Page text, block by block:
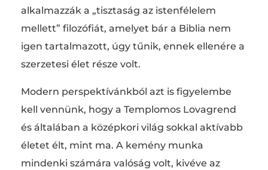
alkalmazzák a „tisztaság az istenfélelem
mellett” filozófiát, amelyet bár a Biblia nem
igen tartalmazott, úgy tűnik, ennek ellenére a
szerzetesi élet része volt.
Modern perspektívánkból azt is figyelembe
kell vennünk, hogy a Templomos Lovagrend
és általában a középkori világ sokkal aktívabb
életet élt, mint ma. A kemény munka
mindenki számára valóság volt, kivéve az